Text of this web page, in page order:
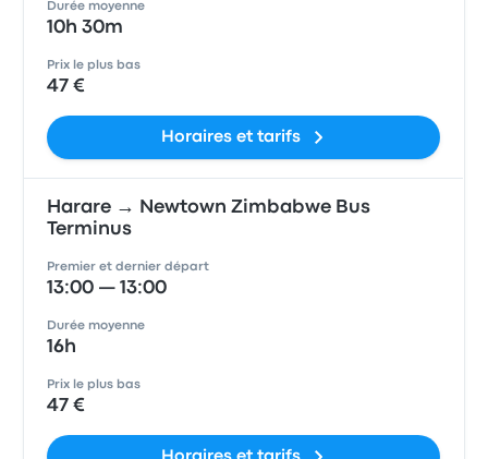
Durée moyenne
10h 30m
Prix le plus bas
47 €
Horaires et tarifs
Harare → Newtown Zimbabwe Bus
Terminus
Premier et dernier départ
13:00 — 13:00
Durée moyenne
16h
Prix le plus bas
47 €